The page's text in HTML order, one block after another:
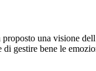
una visione
gestire bene le